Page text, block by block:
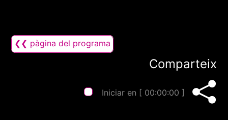
❮❮ pàgina del programa
Comparteix
Iniciar en [ 00:00:00 ]